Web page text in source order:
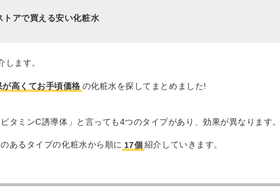
トアで買える安い化粧水
します。
が高くてお手頃価格 の化粧水を探してまとめました!
タミンC誘導体」と言っても4つのタイプがあり、効果が異なります。
あるタイプの化粧水から順に 17個紹介していきます。